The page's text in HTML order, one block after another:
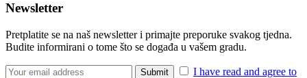
Newsletter
Pretplatite se na naš newsletter i primajte preporuke svakog tjedna.
Budite informirani o tome što se događa u vašem gradu.
I have read and agree to